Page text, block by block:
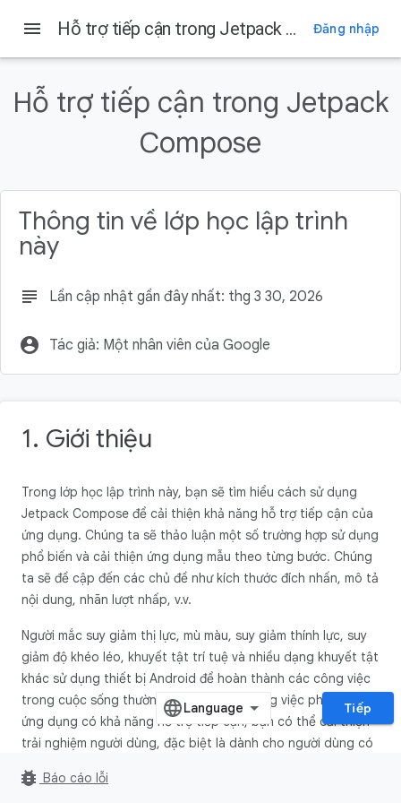
1. Giới thiệu
Kiến thức bạn sẽ học được
Sản phẩm bạn sẽ tạo ra
menu Hỗ trợ tiếp cận trong Jetpack Compose Đăng nhập
Hỗ trợ tiếp cận trong Jetpack
Compose
Thông tin về lớp học lập trình
này
subject Lần cập nhật gần đây nhất: thg 3 30, 2026
account_circle Tác giả: Một nhân viên của Google
1. Giới thiệu
Trong lớp học lập trình này, bạn sẽ tìm hiểu cách sử dụng
Jetpack Compose để cải thiện khả năng hỗ trợ tiếp cận của
ứng dụng. Chúng ta sẽ thảo luận một số trường hợp sử dụng
phổ biến và cải thiện ứng dụng mẫu theo từng bước. Chúng
ta sẽ đề cập đến các chủ đề như kích thước đích nhấn, mô tả
nội dung, nhãn lượt nhấp, v.v.
Người mắc suy giảm thị lực, mù màu, suy giảm thính lực, suy
giảm độ khéo léo, khuyết tật trí tuệ và nhiều dạng khuyết tật
khác sử dụng thiết bị Android để hoàn thành các công việc
trong cuộc sống thường ngày của họ. Bằng việc phát triển
ứng dụng có khả năng hỗ trợ tiếp cận, bạn có thể cải thiện
trải nghiệm người dùng, đặc biệt là dành cho người dùng có
khác.
Tiếp
bug_report Báo cáo lỗi